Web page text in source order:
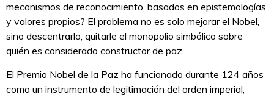
mecanismos de reconocimiento, basados en epistemologías
y valores propios? El problema no es solo mejorar el Nobel,
sino descentrarlo, quitarle el monopolio simbólico sobre
quién es considerado constructor de paz.
El Premio Nobel de la Paz ha funcionado durante 124 años
como un instrumento de legitimación del orden imperial,